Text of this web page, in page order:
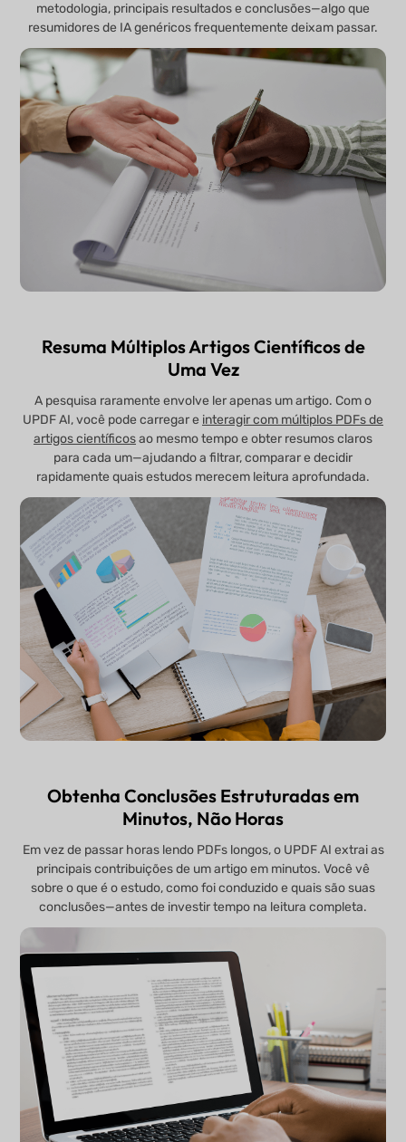
metodologia, principais resultados e conclusões—algo que
resumidores de IA genéricos frequentemente deixam passar.
Resuma Múltiplos Artigos Científicos de
Uma Vez
A pesquisa raramente envolve ler apenas um artigo. Com o
UPDF AI, você pode carregar e interagir com múltiplos PDFs de
artigos científicosao mesmo tempo e obter resumos claros
para cada um—ajudando a filtrar, comparar e decidir
rapidamente quais estudos merecem leitura aprofundada.
Obtenha Conclusões Estruturadas em
Minutos, Não Horas
Em vez de passar horas lendo PDFs longos, o UPDF AI extrai as
principais contribuições de um artigo em minutos. Você vê
sobre o que é o estudo, como foi conduzido e quais são suas
conclusões—antes de investir tempo na leitura completa.